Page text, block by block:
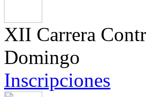
XII Carrera
Domingo
Inscripciones